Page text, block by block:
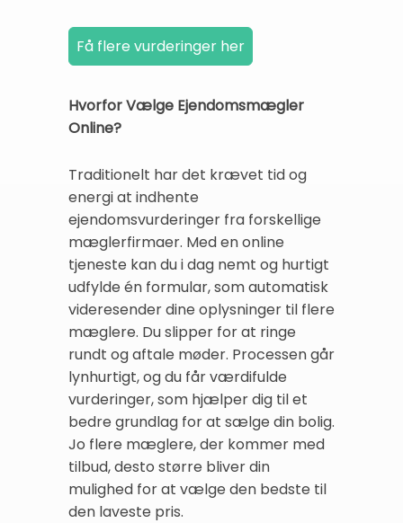
Hvorfor Vælge Ejendomsmægler
Online?
Traditionelt har det krævet tid og
energi at indhente
ejendomsvurderinger fra forskellige
mæglerfirmaer. Med en online
tjeneste kan du i dag nemt og hurtigt
udfylde én formular, som automatisk
videresender dine oplysninger til flere
mæglere. Du slipper for at ringe
rundt og aftale møder. Processen går
lynhurtigt, og du får værdifulde
vurderinger, som hjælper dig til et
bedre grundlag for at sælge din bolig.
Jo flere mæglere, der kommer med
tilbud, desto større bliver din
mulighed for at vælge den bedste til
den laveste pris.